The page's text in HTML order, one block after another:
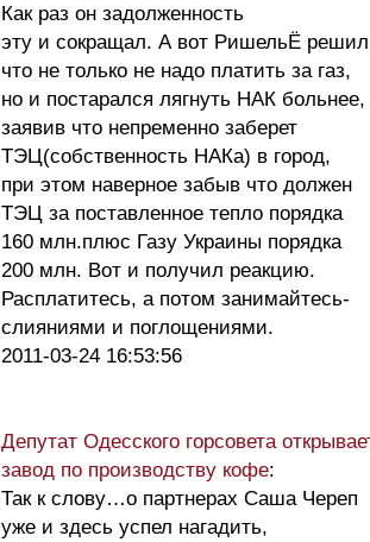
Как раз он задолженность
эту и сокращал. А вот РишельЁ решил
что не только не надо платить за газ,
но и постарался лягнуть НАК больнее,
заявив что непременно заберет
ТЭЦ(собственность НАКа) в город,
при этом наверное забыв что должен
ТЭЦ за поставленное тепло порядка
160 млн.плюс Газу Украины порядка
200 млн. Вот и получил реакцию.
Расплатитесь, а потом занимайтесь-
слияниями и поглощениями.
2011-03-24 16:53:56
Депутат Одесского горсовета
завод по производству кофе:
Так к слову…о партнерах Саша Череп
уже и здесь успел нагадить,